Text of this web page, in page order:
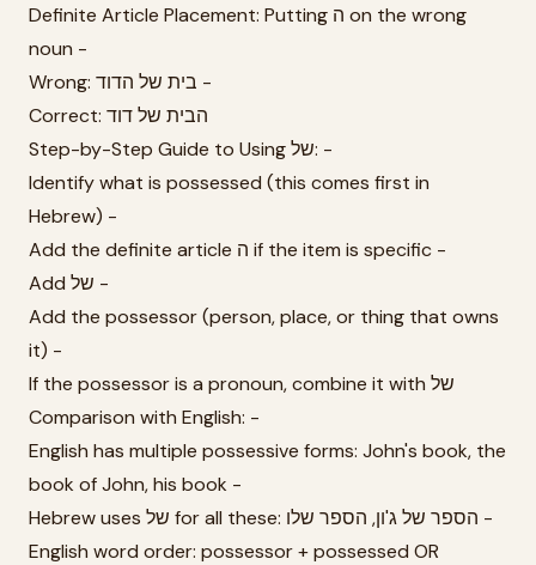
Definite Article Placement: Putting ה on the wrong
noun -
Wrong: בית של הדוד -
Correct: הבית של דוד
Step-by-Step Guide to Using של: -
Identify what is possessed (this comes first in
Hebrew) -
Add the definite article ה if the item is specific -
Add של -
Add the possessor (person, place, or thing that owns
it) -
If the possessor is a pronoun, combine it with של
Comparison with English: -
English has multiple possessive forms: John's book, the
book of John, his book -
Hebrew uses של for all these: הספר של ג'ון, הספר שלו -
English word order: possessor + possessed OR